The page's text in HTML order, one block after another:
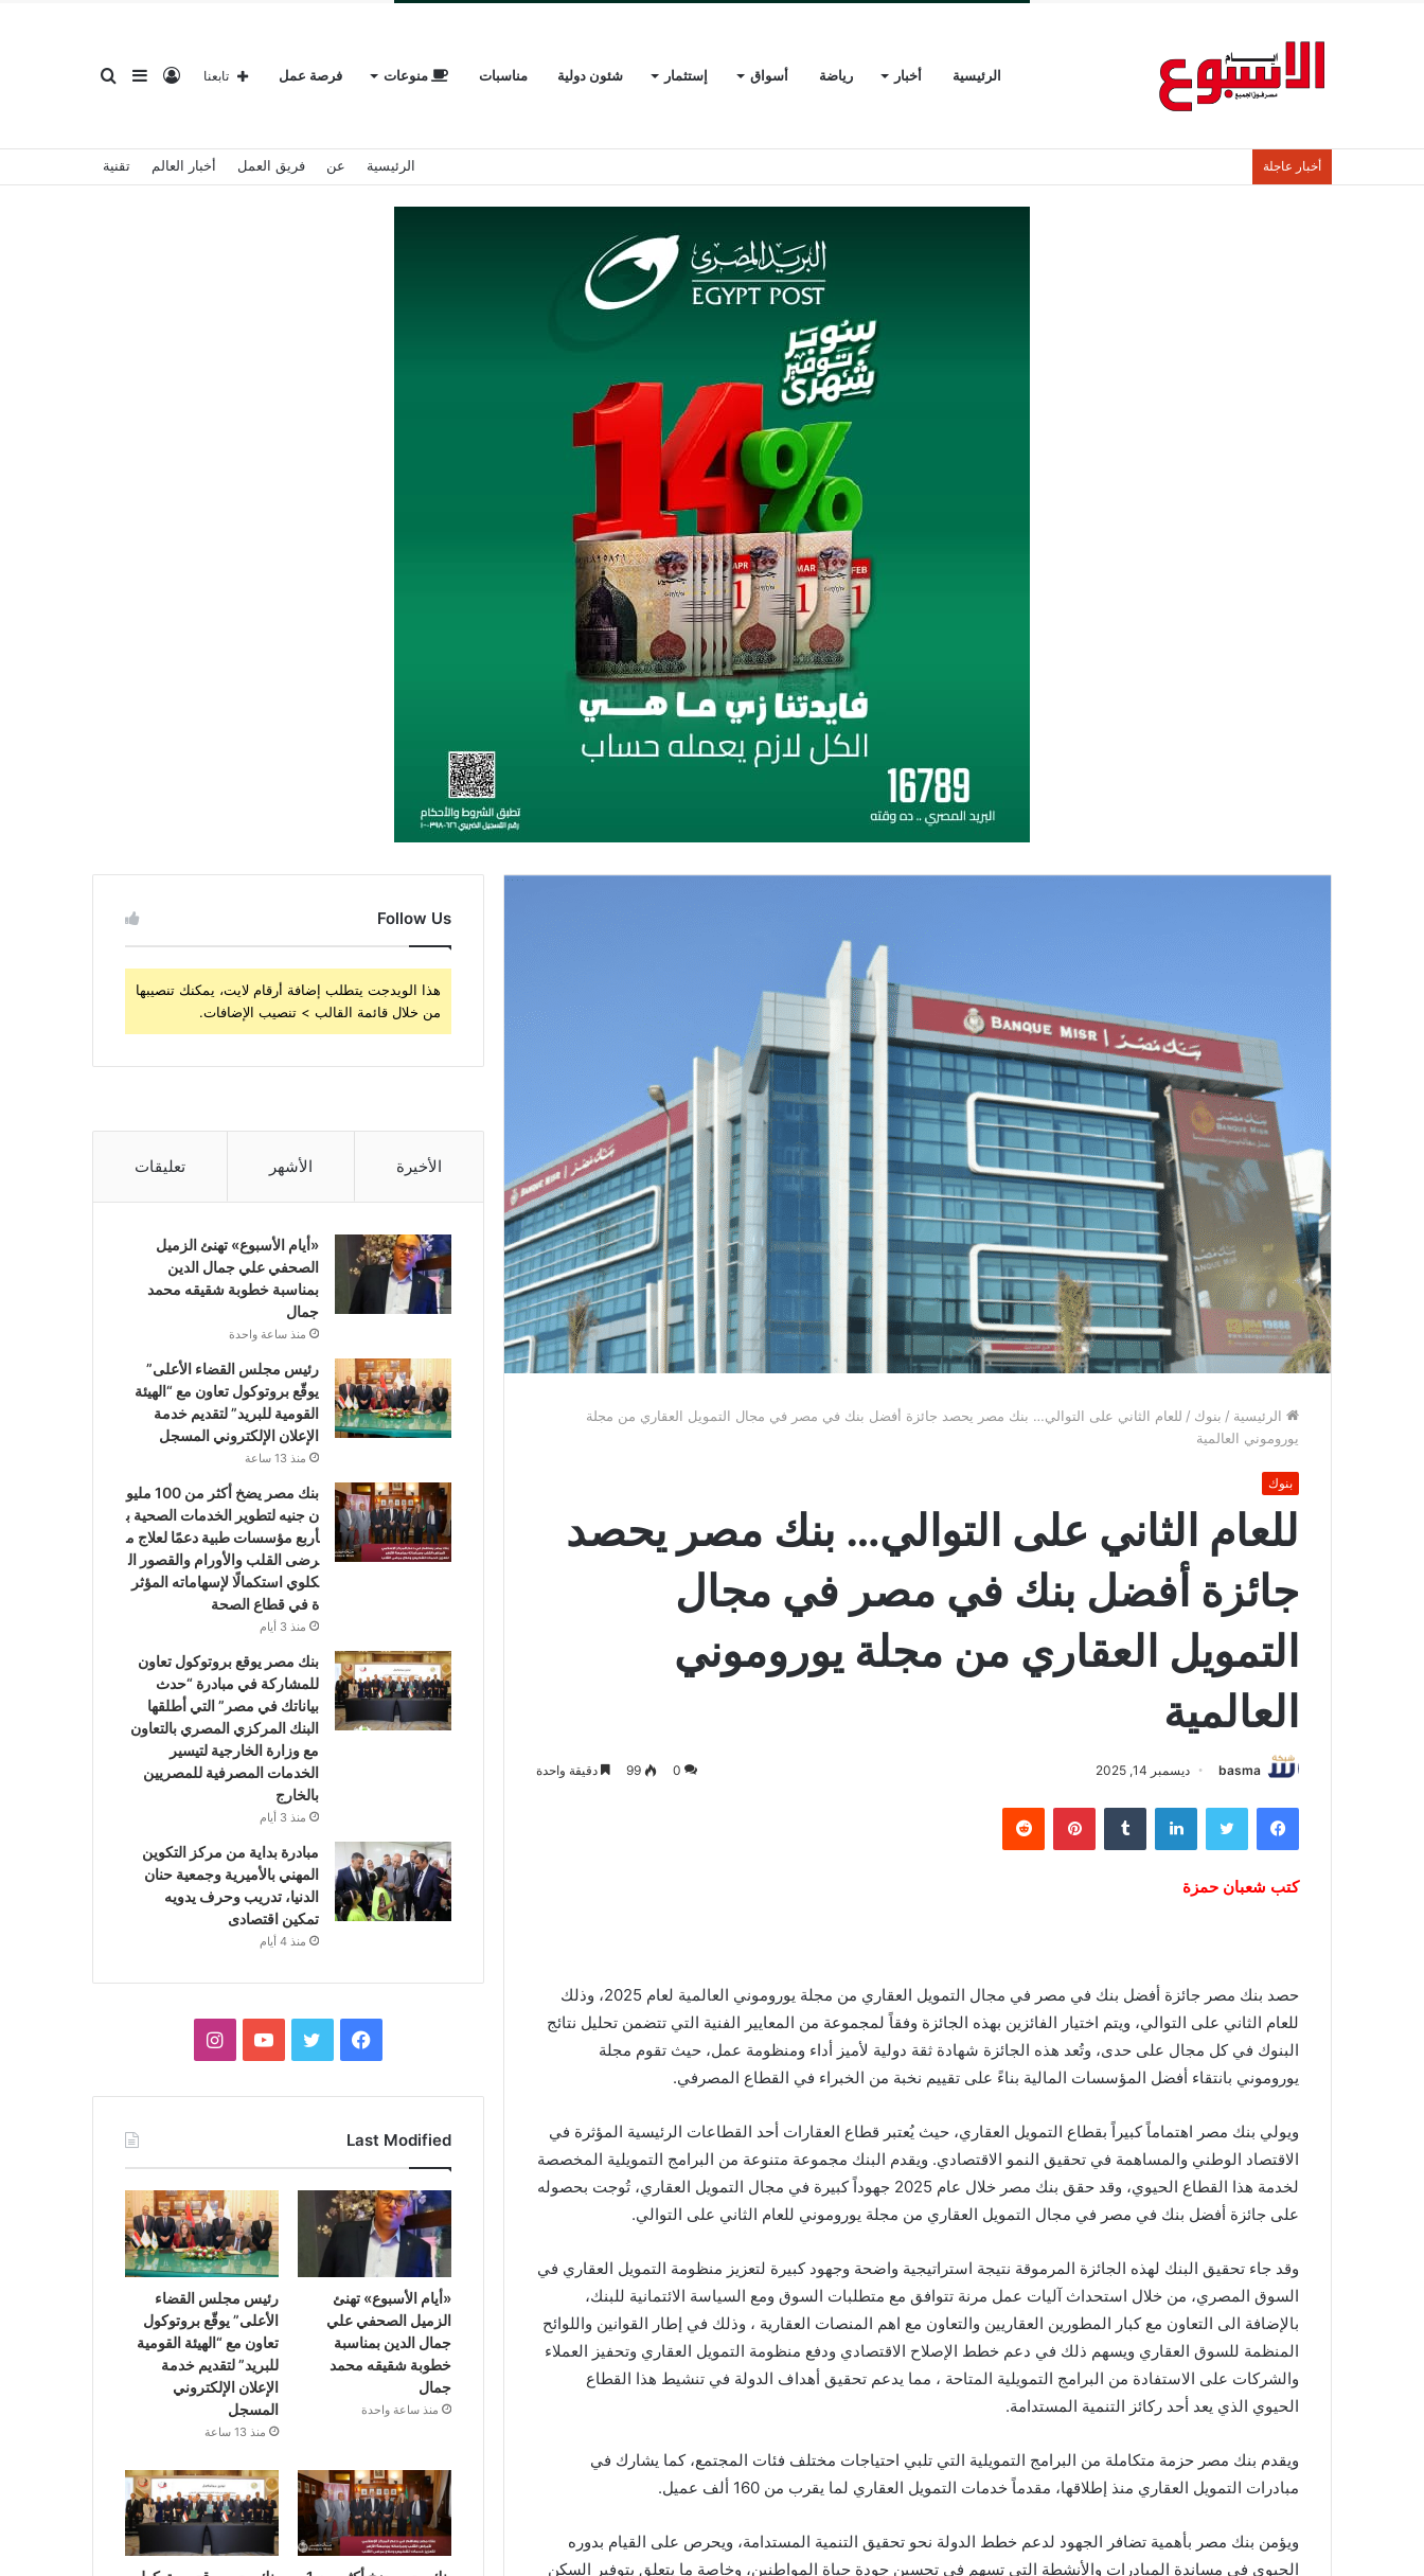
الرئيسية أخبار رياضة أسواق إستثمار شئون دولية مناسبات منوعات فرصة عمل بحثإضافةتسجيل تابعنا
أخبار عاجلة الرئيسية عن فريق العمل أخبار العالم تقنية
الرئيسية / بنوك / للعام الثاني على التوالي… بنك مصر يحصد جائزة أفضل بنك في مصر في مجال التمويل العقاري من مجلة
يوروموني العالمية
بنوك
للعام الثاني على التوالي… بنك مصر يحصد
جائزة أفضل بنك في مصر في مجال
التمويل العقاري من مجلة يوروموني
العالمية
basma ديسمبر 14, 2025 0
99 دقيقة واحدة
فيسبوك تويتر لينكدإن بينتيريست
كتب شعبان حمزة
حصد بنك مصر جائزة أفضل بنك في مصر في مجال التمويل العقاري من مجلة يوروموني العالمية لعام 2025، وذلك
للعام الثاني على التوالي، ويتم اختيار الفائزين بهذه الجائزة وفقاً لمجموعة من المعايير الفنية التي تتضمن تحليل نتائج
البنوك في كل مجال على حدى، وتُعد هذه الجائزة شهادة ثقة دولية لأميز أداء ومنظومة عمل، حيث تقوم مجلة
يوروموني بانتقاء أفضل المؤسسات المالية بناءً على تقييم نخبة من الخبراء في القطاع المصرفي.
ويولي بنك مصر اهتماماً كبيراً بقطاع التمويل العقاري، حيث يُعتبر قطاع العقارات أحد القطاعات الرئيسية المؤثرة في
الاقتصاد الوطني والمساهمة في تحقيق النمو الاقتصادي. ويقدم البنك مجموعة متنوعة من البرامج التمويلية المخصصة
لخدمة هذا القطاع الحيوي، وقد حقق بنك مصر خلال عام 2025 جهوداً كبيرة في مجال التمويل العقاري، تُوجت بحصوله
على جائزة أفضل بنك في مصر في مجال التمويل العقاري من مجلة يوروموني للعام الثاني على التوالي.
وقد جاء تحقيق البنك لهذه الجائزة المرموقة نتيجة استراتيجية واضحة وجهود كبيرة لتعزيز منظومة التمويل العقاري في
السوق المصري، من خلال استحداث آليات عمل مرنة تتوافق مع متطلبات السوق ومع السياسة الائتمانية للبنك،
بالإضافة الى التعاون مع كبار المطورين العقاريين والتعاون مع اهم المنصات العقارية ، وذلك في إطار القوانين واللوائح
المنظمة للسوق العقاري ويسهم ذلك في دعم خطط الإصلاح الاقتصادي ودفع منظومة التمويل العقاري وتحفيز العملاء
والشركات على الاستفادة من البرامج التمويلية المتاحة ، مما يدعم تحقيق أهداف الدولة في تنشيط هذا القطاع
الحيوي الذي يعد أحد ركائز التنمية المستدامة.
ويقدم بنك مصر حزمة متكاملة من البرامج التمويلية التي تلبي احتياجات مختلف فئات المجتمع، كما يشارك في
مبادرات التمويل العقاري منذ إطلاقها، مقدماً خدمات التمويل العقاري لما يقرب من 160 ألف عميل.
ويؤمن بنك مصر بأهمية تضافر الجهود لدعم خطط الدولة نحو تحقيق التنمية المستدامة، ويحرص على القيام بدوره
الحيوي في مساندة المبادرات والأنشطة التي تسهم في تحسين جودة حياة المواطنين، وخاصة ما يتعلق بتوفير السكن
Follow Us
هذا الويدجت يتطلب إضافة أرقام لايت، يمكنك تنصيبها
من خلال قائمة القالب > تنصيب الإضافات.
الأخيرة الأشهر تعليقات
«أيام الأسبوع» تهنئ الزميل
الصحفي علي جمال الدين
بمناسبة خطوبة شقيقه محمد
جمال
منذ ساعة واحدة
رئيس مجلس القضاء الأعلى”
يوقّع بروتوكول تعاون مع “الهيئة
القومية للبريد” لتقديم خدمة
الإعلان الإلكتروني المسجل
منذ 13 ساعة
بنك مصر يضخ أكثر من 100 مليو
ن جنيه لتطوير الخدمات الصحية ب
أربع مؤسسات طبية دعمًا لعلاج م
رضى القلب والأورام والقصور ال
كلوي استكمالًا لإسهاماته المؤثر
ة في قطاع الصحة
منذ 3 أيام
بنك مصر يوقع بروتوكول تعاون
للمشاركة في مبادرة “حدث
بياناتك في مصر” التي أطلقها
البنك المركزي المصري بالتعاون
مع وزارة الخارجية لتيسير
الخدمات المصرفية للمصريين
بالخارج
منذ 3 أيام
مبادرة بداية من مركز التكوين
المهني بالأميرية وجمعية حنان
الدنيا، تدريب وحرف يدويه
تمكين اقتصادى
منذ 4 أيام
فيسبوكتويتر يوتيوبانستقرام
Last Modified
«أيام الأسبوع» تهنئ
الزميل الصحفي علي
جمال الدين بمناسبة
خطوبة شقيقه محمد
جمال
منذ ساعة واحدة
رئيس مجلس القضاء
الأعلى” يوقّع بروتوكول
تعاون مع “الهيئة القومية
للبريد” لتقديم خدمة
الإعلان الإلكتروني
المسجل
منذ 13 ساعة